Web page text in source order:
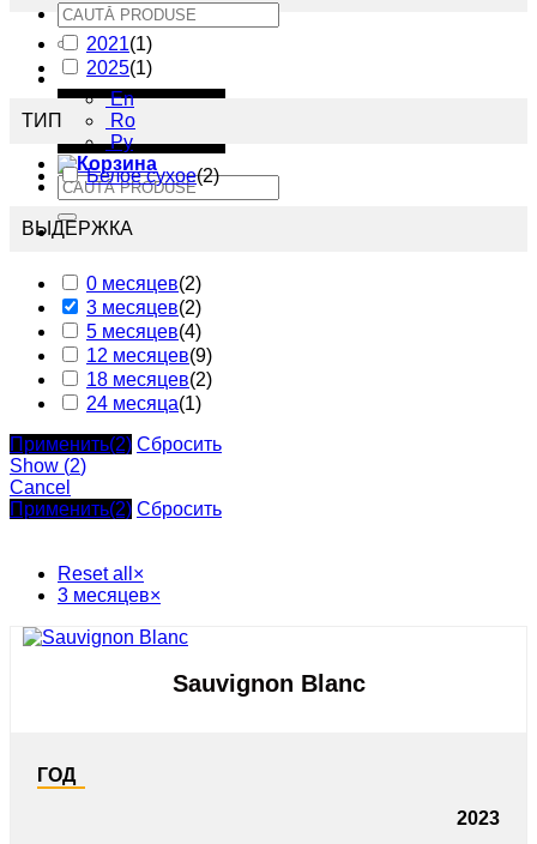
Искать:
Ру
En
Ro
Ру
Искать:
2021(1)
2025(1)
ТИП
Белое сухое(2)
ВЫДЕРЖКА
0 месяцев(2)
3 месяцев(2)
5 месяцев(4)
12 месяцев(9)
18 месяцев(2)
24 месяца(1)
Применить(2) Сбросить
Show (2)
Cancel
Применить(2) Сбросить
Reset all ×
3 месяцев×
Sauvignon Blanc
ГОД
2023